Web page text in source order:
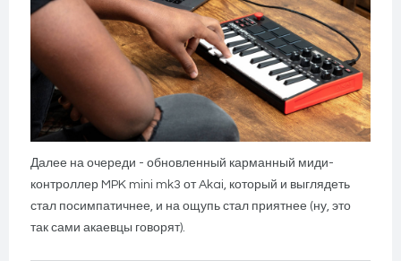
Далее на очереди - обновленный карманный миди-
контроллер MPK mini mk3 от Akai, который и выглядеть
стал посимпатичнее, и на ощупь стал приятнее (ну, это
так сами акаевцы говорят).